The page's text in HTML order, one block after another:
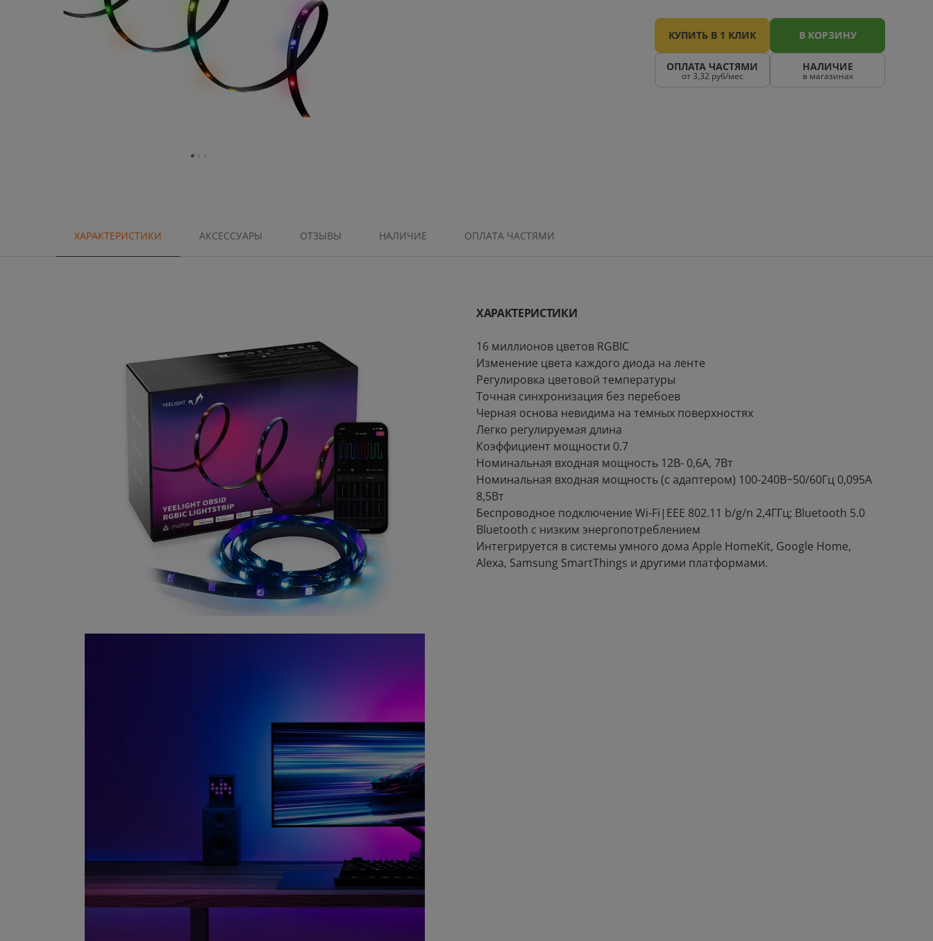
КУПИТЬ В 1 КЛИК В КОРЗИНУ
ОПЛАТА ЧАСТЯМИ
от 3,32 руб/мес
НАЛИЧИЕ
в магазинах
ХАРАКТЕРИСТИКИ АКСЕССУАРЫ ОТЗЫВЫ НАЛИЧИЕ ОПЛАТА ЧАСТЯМИ
ХАРАКТЕРИСТИКИ
16 миллионов цветов RGBIC
Изменение цвета каждого диода на ленте
Регулировка цветовой температуры
Точная синхронизация без перебоев
Черная основа невидима на темных поверхностях
Легко регулируемая длина
Коэффициент мощности 0.7
Номинальная входная мощность 12В- 0,6А, 7Вт
Номинальная входная мощность (с адаптером) 100-240В~50/60Гц 0,095А
8,5Вт
Беспроводное подключение Wi-Fi|EEE 802.11 b/g/n 2,4ГГц; Bluetooth 5.0
Bluetooth с низким энергопотреблением
Интегрируется в системы умного дома Apple HomeKit, Google Home,
Alexa, Samsung SmartThings и другими платформами.
Умная светодиодная RGB-
лента Yeelight Lightstrip Pro